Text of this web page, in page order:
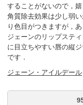
することがないので，
角質除去効果は少し弱
り色目がつきますが，
ジェーンのリップステ
に目立ちやすい唇の縦
です．
ジェーン・アイルデール